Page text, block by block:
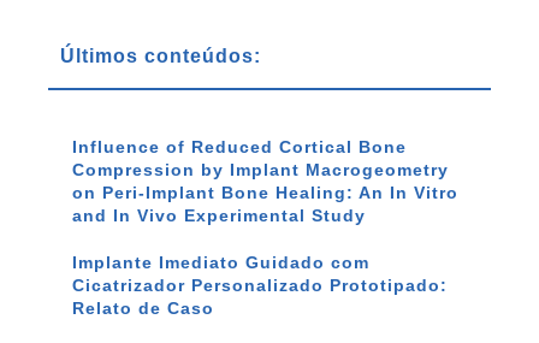
Últimos conteúdos:
Influence of Reduced Cortical Bone
Compression by Implant Macrogeometry
on Peri-Implant Bone Healing: An In Vitro
and In Vivo Experimental Study
Implante Imediato Guidado com
Cicatrizador Personalizado Prototipado:
Relato de Caso